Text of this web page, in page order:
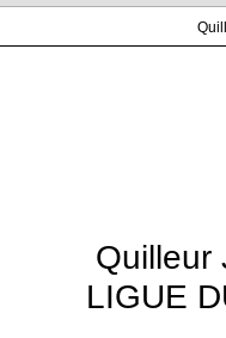
Quilleur
LIGUE